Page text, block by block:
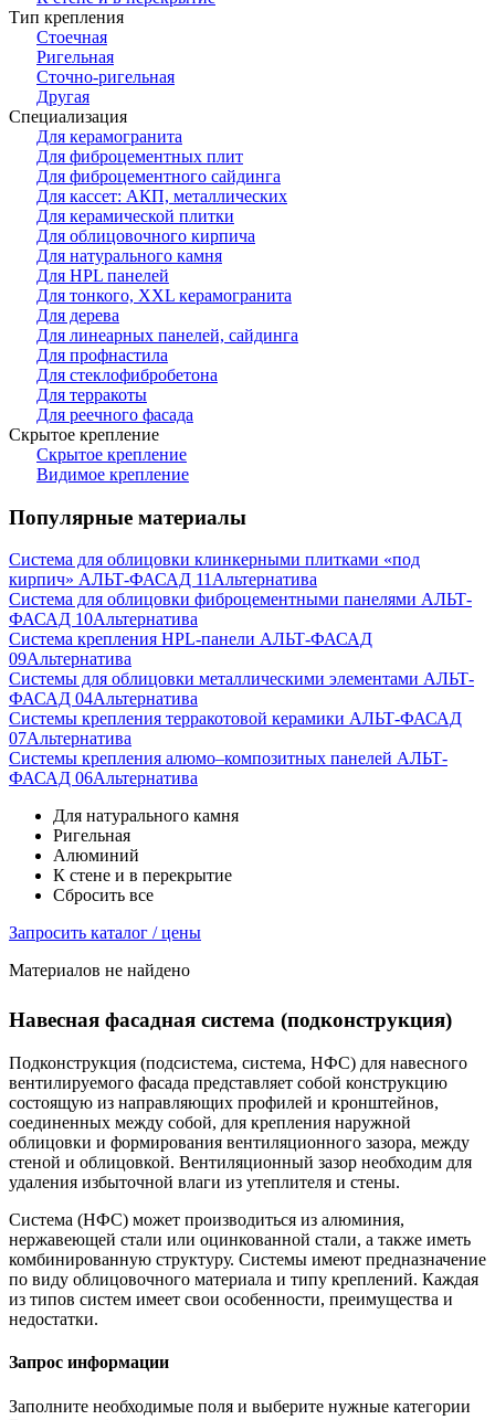
Тип крепления
Стоечная
Ригельная
Сточно-ригельная
Другая
Специализация
Для керамогранита
Для фиброцементных плит
Для фиброцементного сайдинга
Для кассет: АКП, металлических
Для керамической плитки
Для облицовочного кирпича
Для натурального камня
Для HPL панелей
Для тонкого, XXL керамогранита
Для дерева
Для линеарных панелей, сайдинга
Для профнастила
Для стеклофибробетона
Для терракоты
Для реечного фасада
Скрытое крепление
Скрытое крепление
Видимое крепление
Популярные материалы
Система для облицовки клинкерными плитками «под
кирпич» АЛЬТ-ФАСАД 11 Альтернатива
Система для облицовки фиброцементными панелями АЛЬТ-
ФАСАД 10Альтернатива
Система крепления HPL-панели АЛЬТ-ФАСАД
09Альтернатива
Системы для облицовки металлическими элементами АЛЬТ-
ФАСАД 04Альтернатива
Системы крепления терракотовой керамики АЛЬТ-ФАСАД
07Альтернатива
Cистемы крепления алюмо–композитных панелей АЛЬТ-
ФАСАД 06Альтернатива
Для натурального камня
Ригельная
Алюминий
К стене и в перекрытие
Сбросить все
Запросить каталог / цены
Материалов не найдено
Навесная фасадная система (подконструкция)
Подконструкция (подсистема, система, НФС) для навесного
вентилируемого фасада представляет собой конструкцию
состоящую из направляющих профилей и кронштейнов,
соединенных между собой, для крепления наружной
облицовки и формирования вентиляционного зазора, между
стеной и облицовкой. Вентиляционный зазор необходим для
удаления избыточной влаги из утеплителя и стены.
Система (НФС) может производиться из алюминия,
нержавеющей стали или оцинкованной стали, а также иметь
комбинированную структуру. Системы имеют предназначение
по виду облицовочного материала и типу креплений. Каждая
из типов систем имеет свои особенности, преимущества и
недостатки.
Запрос информации
Заполните необходимые поля и выберите нужные категории